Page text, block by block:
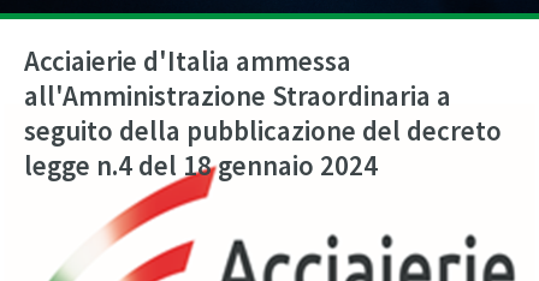
Acciaierie d'Italia ammessa
all'Amministrazione Straordinaria a
seguito della pubblicazione del decreto
legge n.4 del 18 gennaio 2024